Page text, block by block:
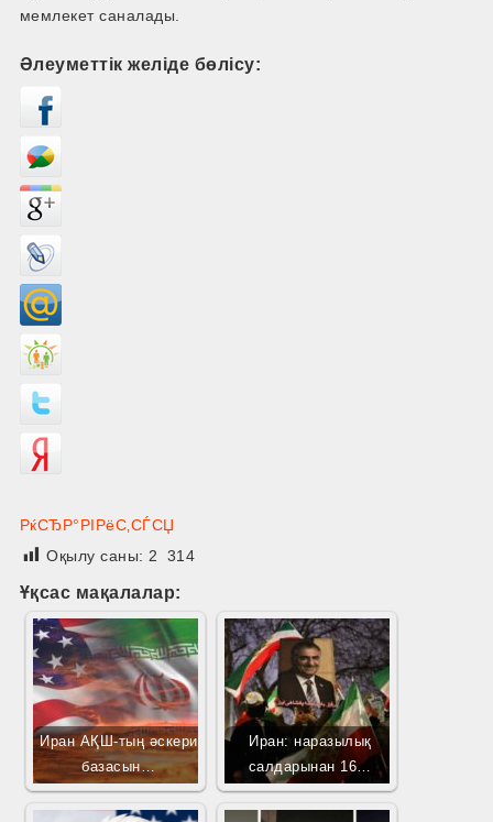
мемлекет саналады.
Әлеуметтік желіде бөлісу:
РќСЂР°РІРёС‚СЃСЏ
Оқылу саны: 2 314
Ұқсас мақалалар:
Иран АҚШ-тың әскери
базасын…
Иран: наразылық
салдарынан 16…